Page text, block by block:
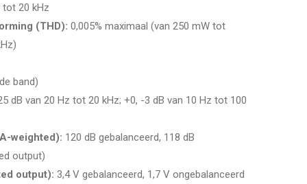
20 kHz
(THD): 0,005% maximaal (van 250 mW tot
band)
dB van 20 Hz tot 20 kHz; +0, -3 dB van 10 Hz tot 100
weighted): 120 dB gebalanceerd, 118 dB
output)
output): 3,4 V gebalanceerd, 1,7 V ongebalanceerd